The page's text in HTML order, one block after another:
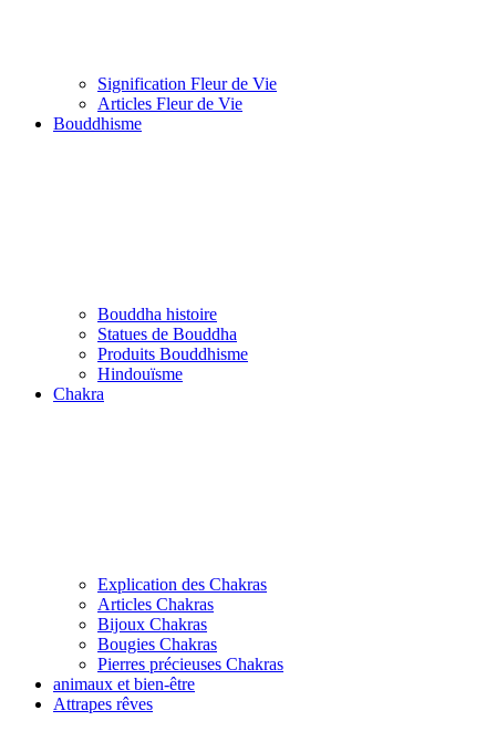
Signification Fleur de Vie
Articles Fleur de Vie
Bouddhisme
Bouddha histoire
Statues de Bouddha
Produits Bouddhisme
Hindouïsme
Chakra
Explication des Chakras
Articles Chakras
Bijoux Chakras
Bougies Chakras
Pierres précieuses Chakras
animaux et bien-être
Attrapes rêves